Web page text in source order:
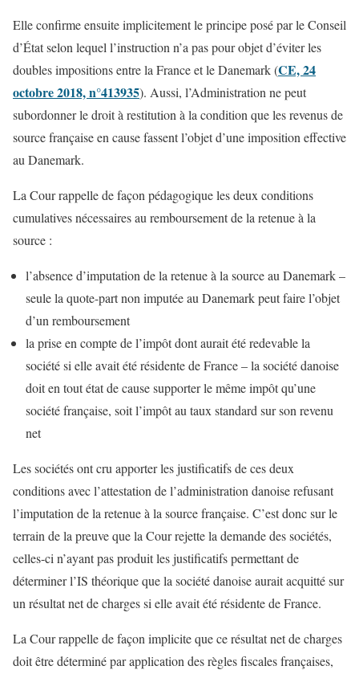
Elle confirme ensuite implicitement le principe posé par le Conseil
d’État selon lequel l’instruction n’a pas pour objet d’éviter les
doubles impositions entre la France et le Danemark (CE, 24
octobre 2018, n°413935). Aussi, l’Administration ne peut
subordonner le droit à restitution à la condition que les revenus de
source française en cause fassent l’objet d’une imposition effective
au Danemark.
La Cour rappelle de façon pédagogique les deux conditions
cumulatives nécessaires au remboursement de la retenue à la
source :
l’absence d’imputation de la retenue à la source au Danemark –
seule la quote-part non imputée au Danemark peut faire l’objet
d’un remboursement
la prise en compte de l’impôt dont aurait été redevable la
société si elle avait été résidente de France – la société danoise
doit en tout état de cause supporter le même impôt qu’une
société française, soit l’impôt au taux standard sur son revenu
net
Les sociétés ont cru apporter les justificatifs de ces deux
conditions avec l’attestation de l’administration danoise refusant
l’imputation de la retenue à la source française. C’est donc sur le
terrain de la preuve que la Cour rejette la demande des sociétés,
celles-ci n’ayant pas produit les justificatifs permettant de
déterminer l’IS théorique que la société danoise aurait acquitté sur
un résultat net de charges si elle avait été résidente de France.
La Cour rappelle de façon implicite que ce résultat net de charges
doit être déterminé par application des règles fiscales françaises,